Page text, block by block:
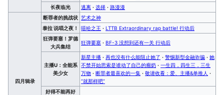
长夜临光
逃离 · 选择 · 路漫漫
四月辑录
断罪者的挑战状 艺术之神
泰拉 说唱之夜！
嘻哈之王 · LTTB Extraordinary rap battle! 行动后
狂弹要塞！罗德
大兵集结
狂弹要塞 · BF-3 没想到还有一关 行动后
主播U：全能系
美少女
新星主播 · 再也没有什么能阻止她了 · 警惕新型金融诈骗 · 她
不禁开始思索是谁动了自己的瘤奶 · 一生四，四生三，三生
万物 · 断罪者最喜欢的一集 · 敬请收看：爱、主播&单推人 ·
“就那样吧”
好得不能再好